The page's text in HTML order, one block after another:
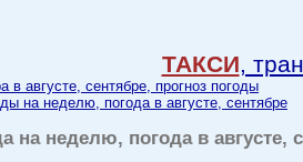
ТАКСИ,
в августе, сентябре, прогноз погоды
на неделю, погода в августе, сентябре
на неделю, погода в августе,